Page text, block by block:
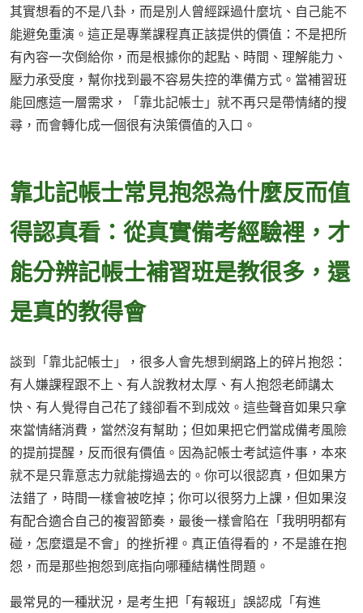
其實想看的不是八卦，而是別人曾經踩過什麼坑、自己能不
能避免重演。這正是專業課程真正該提供的價值：不是把所
有內容一次倒給你，而是根據你的起點、時間、理解能力、
壓力承受度，幫你找到最不容易失控的準備方式。當補習班
能回應這一層需求，「靠北記帳士」就不再只是帶情緒的搜
尋，而會轉化成一個很有決策價值的入口。
靠北記帳士常見抱怨為什麼反而值
得認真看：從真實備考經驗裡，才
能分辨記帳士補習班是教很多，還
是真的教得會
談到「靠北記帳士」，很多人會先想到網路上的碎片抱怨：
有人嫌課程跟不上、有人說教材太厚、有人抱怨老師講太
快、有人覺得自己花了錢卻看不到成效。這些聲音如果只拿
來當情緒消費，當然沒有幫助；但如果把它們當成備考風險
的提前提醒，反而很有價值。因為記帳士考試這件事，本來
就不是只靠意志力就能撐過去的。你可以很認真，但如果方
法錯了，時間一樣會被吃掉；你可以很努力上課，但如果沒
有配合適合自己的複習節奏，最後一樣會陷在「我明明都有
碰，怎麼還是不會」的挫折裡。真正值得看的，不是誰在抱
怨，而是那些抱怨到底指向哪種結構性問題。
最常見的一種狀況，是考生把「有報班」誤認成「有進